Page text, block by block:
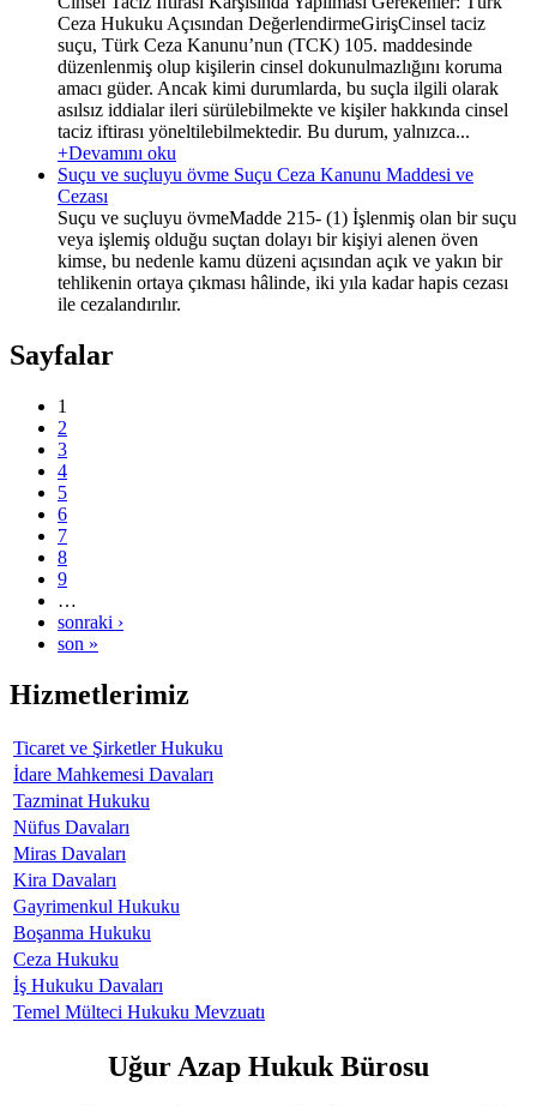
Ceza Hukuku Açısından DeğerlendirmeGirişCinsel taciz
suçu, Türk Ceza Kanunu’nun (TCK) 105. maddesinde
düzenlenmiş olup kişilerin cinsel dokunulmazlığını koruma
amacı güder. Ancak kimi durumlarda, bu suçla ilgili olarak
asılsız iddialar ileri sürülebilmekte ve kişiler hakkında cinsel
taciz iftirası yöneltilebilmektedir. Bu durum, yalnızca...
+Devamını oku
Suçu ve suçluyu övme Suçu Ceza Kanunu Maddesi ve
Cezası
Suçu ve suçluyu övmeMadde 215- (1) İşlenmiş olan bir suçu
veya işlemiş olduğu suçtan dolayı bir kişiyi alenen öven
kimse, bu nedenle kamu düzeni açısından açık ve yakın bir
tehlikenin ortaya çıkması hâlinde, iki yıla kadar hapis cezası
ile cezalandırılır.
Sayfalar
1
2
3
4
5
6
7
8
9
…
sonraki ›
son »
Hizmetlerimiz
Ticaret ve Şirketler Hukuku
İdare Mahkemesi Davaları
Tazminat Hukuku
Nüfus Davaları
Miras Davaları
Kira Davaları
Gayrimenkul Hukuku
Boşanma Hukuku
Ceza Hukuku
İş Hukuku Davaları
Temel Mülteci Hukuku Mevzuatı
Uğur Azap Hukuk Bürosu